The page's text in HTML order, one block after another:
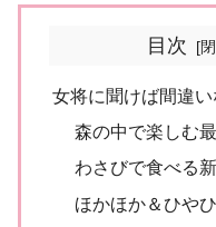
目次
女将に聞けば間違
森の中で楽しむ
わさびで食べる
ほかほか＆ひや